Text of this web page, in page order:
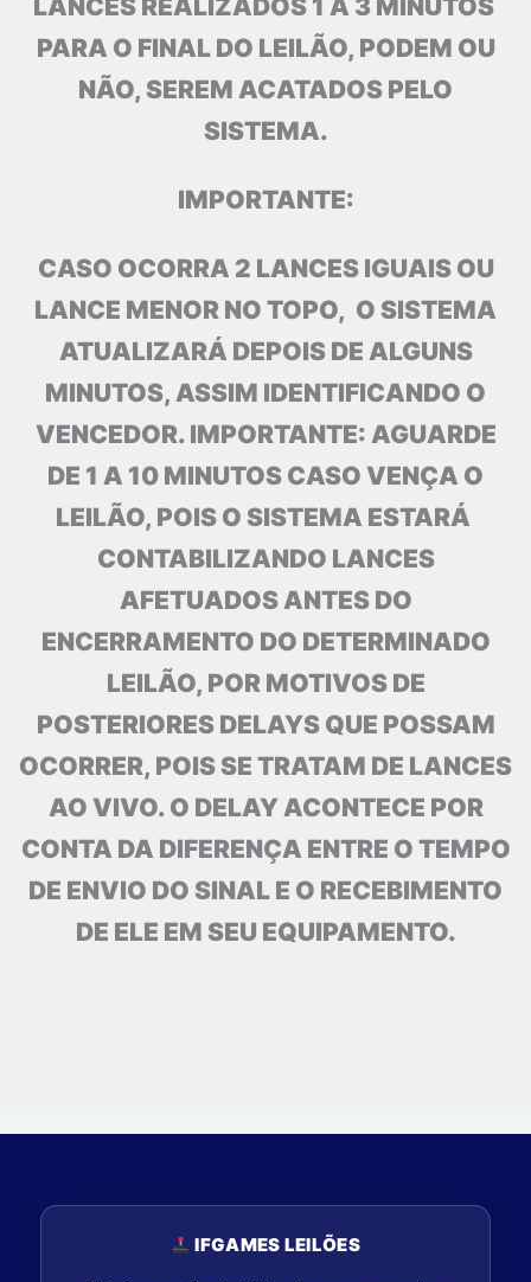
LANCES REALIZADOS 1 A 3 MINUTOS
PARA O FINAL DO LEILÃO, PODEM OU
NÃO, SEREM ACATADOS PELO
SISTEMA.
IMPORTANTE:
CASO OCORRA 2 LANCES IGUAIS OU
LANCE MENOR NO TOPO, O SISTEMA
ATUALIZARÁ DEPOIS DE ALGUNS
MINUTOS, ASSIM IDENTIFICANDO O
VENCEDOR. IMPORTANTE: AGUARDE
DE 1 A 10 MINUTOS CASO VENÇA O
LEILÃO, POIS O SISTEMA ESTARÁ
CONTABILIZANDO LANCES
AFETUADOS ANTES DO
ENCERRAMENTO DO DETERMINADO
LEILÃO, POR MOTIVOS DE
POSTERIORES DELAYS QUE POSSAM
OCORRER, POIS SE TRATAM DE LANCES
AO VIVO. O DELAY ACONTECE POR
CONTA DA DIFERENÇA ENTRE O TEMPO
DE ENVIO DO SINAL E O RECEBIMENTO
DE ELE EM SEU EQUIPAMENTO.
IFGAMES LEILÕES